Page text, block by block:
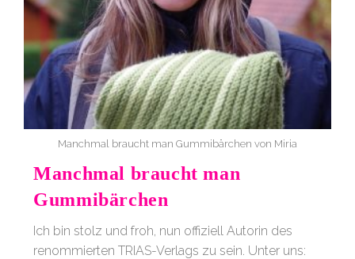
Manchmal braucht man Gummibärchen von Miria
Manchmal braucht man
Gummibärchen
Ich bin stolz und froh, nun offiziell Autorin des
renommierten TRIAS-Verlags zu sein. Unter uns: